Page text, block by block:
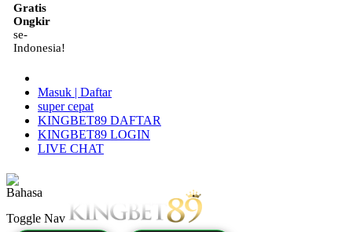
Gratis
Ongkir
se-
Indonesia!
Masuk | Daftar
super cepat
KINGBET89 DAFTAR
KINGBET89 LOGIN
LIVE CHAT
Toggle Nav